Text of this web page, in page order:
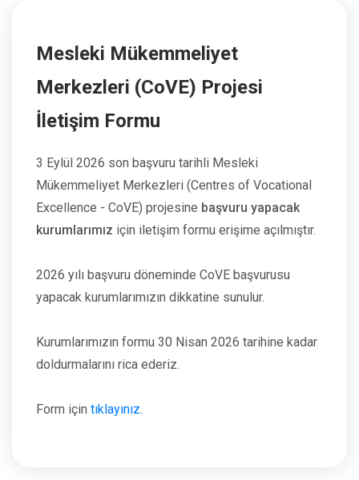
Mesleki Mükemmeliyet
Merkezleri (CoVE) Projesi
İletişim Formu
3 Eylül 2026 son başvuru tarihli Mesleki
Mükemmeliyet Merkezleri (Centres of Vocational
Excellence - CoVE) projesine başvuru yapacak
kurumlarımız için iletişim formu erişime açılmıştır.
2026 yılı başvuru döneminde CoVE başvurusu
yapacak kurumlarımızın dikkatine sunulur.
Kurumlarımızın formu 30 Nisan 2026 tarihine kadar
doldurmalarını rica ederiz.
Form için tıklayınız.